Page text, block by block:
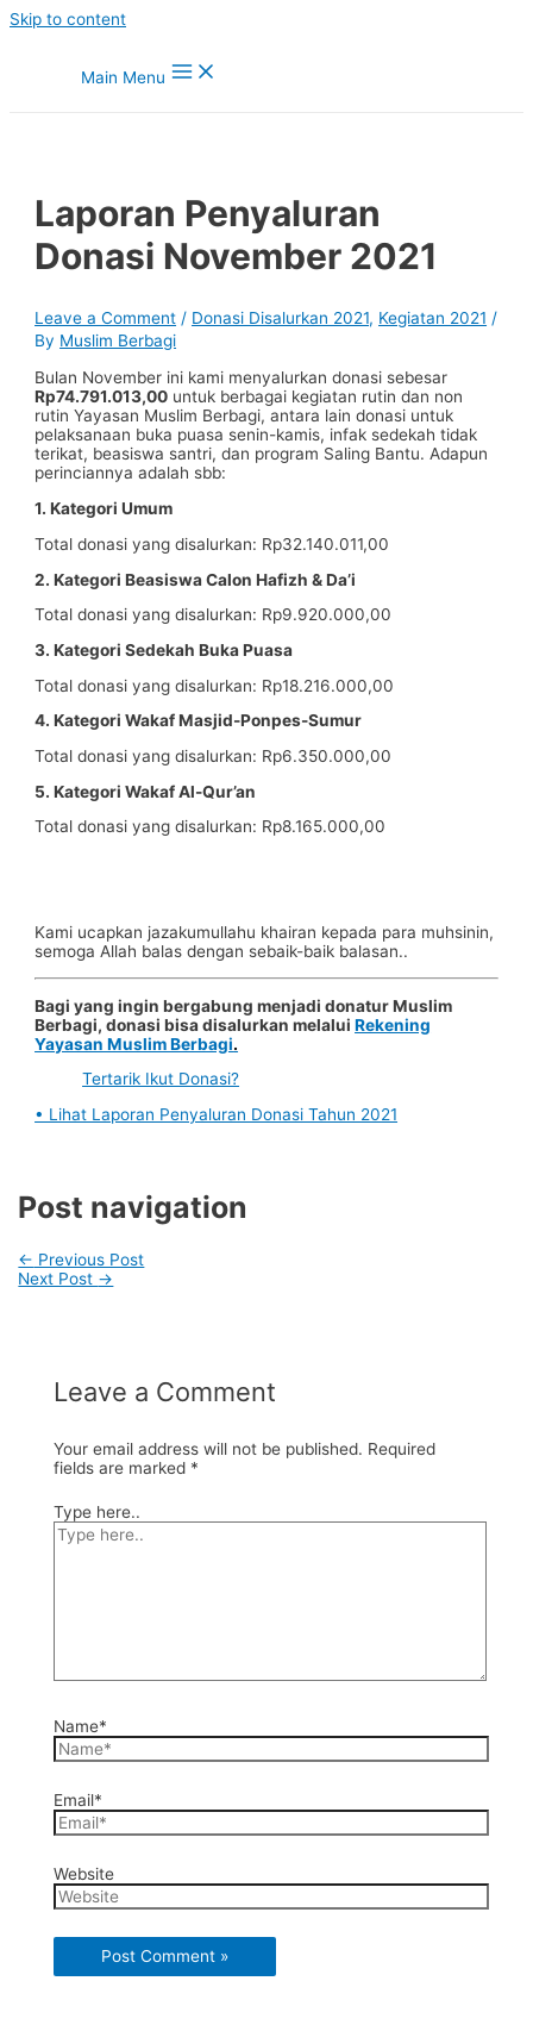
Skip to content
Main Menu
Laporan Penyaluran
Donasi November 2021
Leave a Comment / Donasi Disalurkan 2021, Kegiatan 2021 /
By Muslim Berbagi
Bulan November ini kami menyalurkan donasi sebesar
Rp74.791.013,00 untuk berbagai kegiatan rutin dan non
rutin Yayasan Muslim Berbagi, antara lain donasi untuk
pelaksanaan buka puasa senin-kamis, infak sedekah tidak
terikat, beasiswa santri, dan program Saling Bantu. Adapun
perinciannya adalah sbb:
1. Kategori Umum
Total donasi yang disalurkan: Rp32.140.011,00
2. Kategori Beasiswa Calon Hafizh & Da’i
Total donasi yang disalurkan: Rp9.920.000,00
3. Kategori Sedekah Buka Puasa
Total donasi yang disalurkan: Rp18.216.000,00
4. Kategori Wakaf Masjid-Ponpes-Sumur
Total donasi yang disalurkan: Rp6.350.000,00
5. Kategori Wakaf Al-Qur’an
Total donasi yang disalurkan: Rp8.165.000,00
Kami ucapkan jazakumullahu khairan kepada para muhsinin,
semoga Allah balas dengan sebaik-baik balasan..
Bagi yang ingin bergabung menjadi donatur Muslim
Berbagi, donasi bisa disalurkan melaluiRekening
Yayasan Muslim Berbagi.
Tertarik Ikut Donasi?
• Lihat Laporan Penyaluran Donasi Tahun 2021
Post navigation
← Previous Post
Next Post →
Leave a Comment
Your email address will not be published. Required
fields are marked *
Type here..
Name*
Email*
Website